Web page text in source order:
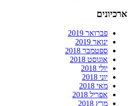
ארכיונים
פברואר 2019
ינואר 2019
ספטמבר 2018
אוגוסט 2018
יולי 2018
יוני 2018
מאי 2018
אפריל 2018
מרץ 2018